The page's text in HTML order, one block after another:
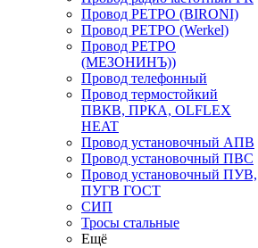
Провод РЕТРО (BIRONI)
Провод РЕТРО (Werkel)
Провод РЕТРО
(МЕЗОНИНЪ))
Провод телефонный
Провод термостойкий
ПВКВ, ПРКА, OLFLEX
HEAT
Провод установочный АПВ
Провод установочный ПВС
Провод установочный ПУВ,
ПУГВ ГОСТ
СИП
Тросы стальные
Ещё